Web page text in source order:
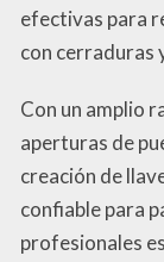
efectivas para
con cerraduras
Con un amplio
aperturas de
creación de
confiable para
profesionales